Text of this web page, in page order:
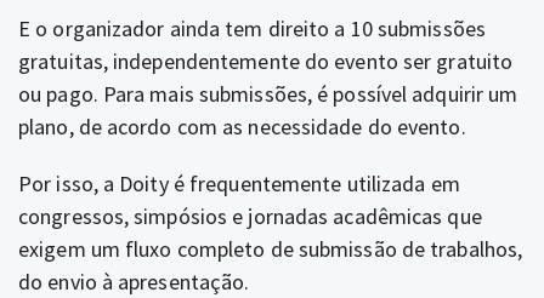
E o organizador ainda tem direito a 10 submissões
gratuitas, independentemente do evento ser gratuito
ou pago. Para mais submissões, é possível adquirir um
plano, de acordo com as necessidade do evento.
Por isso, a Doity é frequentemente utilizada em
congressos, simpósios e jornadas acadêmicas que
exigem um fluxo completo de submissão de trabalhos,
do envio à apresentação.